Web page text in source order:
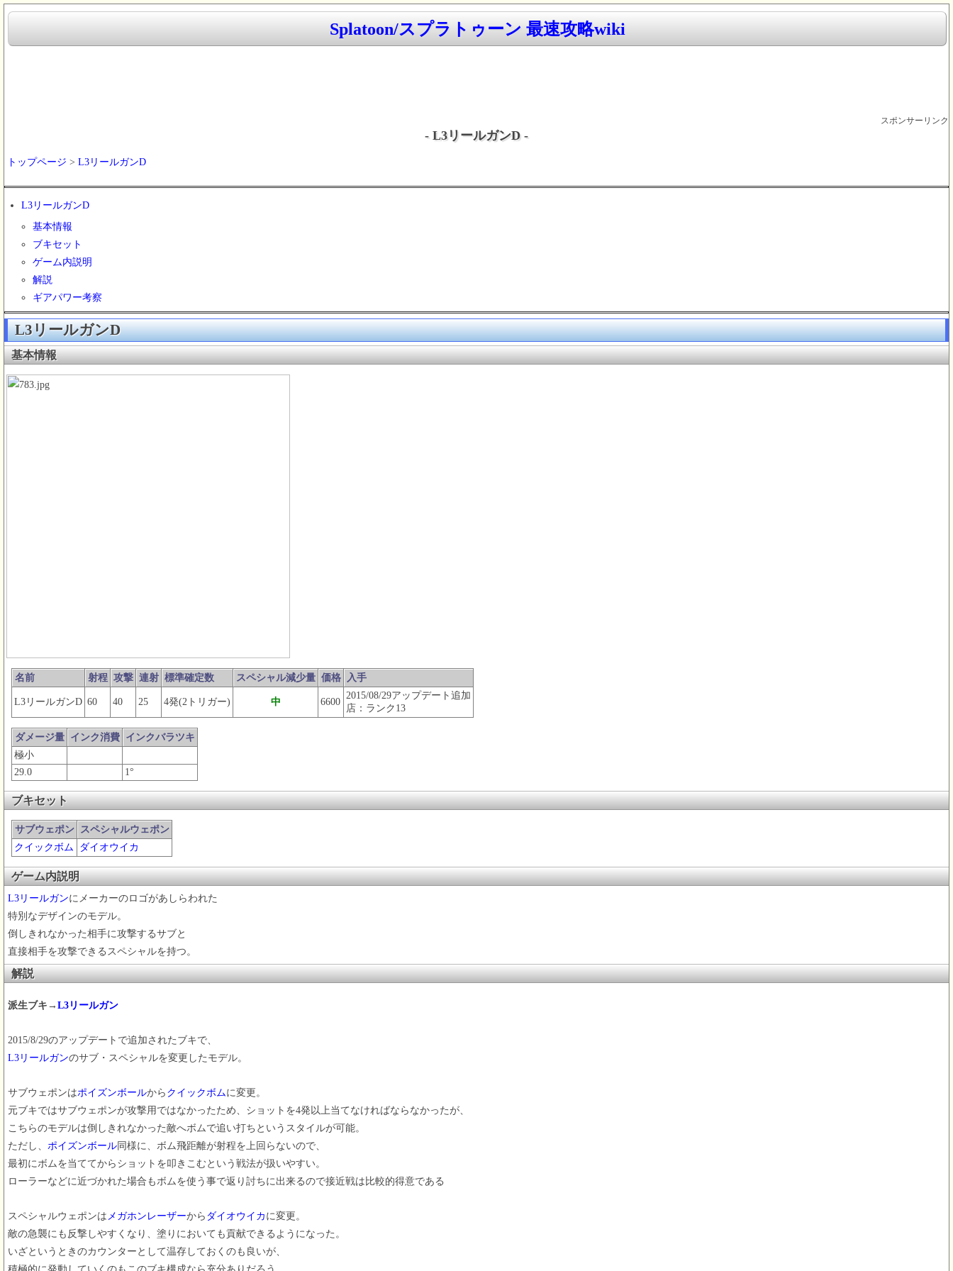
Splatoon/スプラトゥーン 最速攻略wiki
スポンサーリンク
- L3リールガンD -
トップページ > L3リールガンD
L3リールガンD
基本情報
ブキセット
ゲーム内説明
解説
ギアパワー考察
L3リールガンD
基本情報
名前 射程 攻撃 連射 標準確定数 スペシャル減少量 価格 入手
L3リールガンD 60 40 25 4発(2トリガー) 中 6600
2015/08/29アップデート追加
店：ランク13
ダメージ量 インク消費 インクバラツキ
極小
29.0
1°
ブキセット
サブウェポン
スペシャルウェポン
クイックボム
ダイオウイカ
ゲーム内説明
L3リールガンにメーカーのロゴがあしらわれた
特別なデザインのモデル。
倒しきれなかった相手に攻撃するサブと
直接相手を攻撃できるスペシャルを持つ。
解説
派生ブキ→ L3リールガン
2015/8/29のアップデートで追加されたブキで、
L3リールガンのサブ・スペシャルを変更したモデル。
サブウェポンはポイズンボールから クイックボムに変更。
元ブキではサブウェポンが攻撃用ではなかったため、ショットを4発以上当てなければならなかったが、
こちらのモデルは倒しきれなかった敵へボムで追い打ちというスタイルが可能。
ただし、 ポイズンボール 同様に、ボム飛距離が射程を上回らないので、
最初にボムを当ててからショットを叩きこむという戦法が扱いやすい。
ローラーなどに近づかれた場合もボムを使う事で返り討ちに出来るので接近戦は比較的得意である
スペシャルウェポンは メガホンレーザーから ダイオウイカ に変更。
敵の急襲にも反撃しやすくなり、塗りにおいても貢献できるようになった。
いざというときのカウンターとして温存しておくのも良いが、